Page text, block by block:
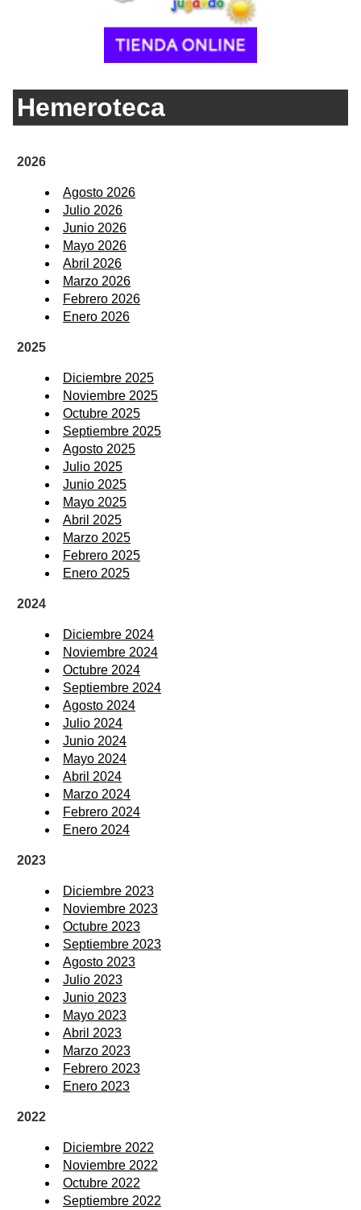
Hemeroteca
2026
Agosto 2026
Julio 2026
Junio 2026
Mayo 2026
Abril 2026
Marzo 2026
Febrero 2026
Enero 2026
2025
Diciembre 2025
Noviembre 2025
Octubre 2025
Septiembre 2025
Agosto 2025
Julio 2025
Junio 2025
Mayo 2025
Abril 2025
Marzo 2025
Febrero 2025
Enero 2025
2024
Diciembre 2024
Noviembre 2024
Octubre 2024
Septiembre 2024
Agosto 2024
Julio 2024
Junio 2024
Mayo 2024
Abril 2024
Marzo 2024
Febrero 2024
Enero 2024
2023
Diciembre 2023
Noviembre 2023
Octubre 2023
Septiembre 2023
Agosto 2023
Julio 2023
Junio 2023
Mayo 2023
Abril 2023
Marzo 2023
Febrero 2023
Enero 2023
2022
Diciembre 2022
Noviembre 2022
Octubre 2022
Septiembre 2022